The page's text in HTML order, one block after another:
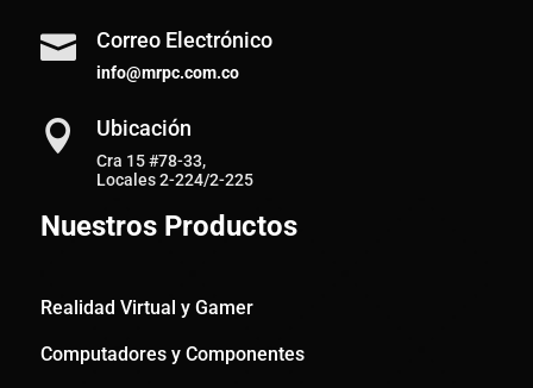
 Correo Electrónico
info@mrpc.com.co
 Ubicación
Cra 15 #78-33,
Locales 2-224/2-225
Nuestros Productos
Realidad Virtual y Gamer
Computadores y Componentes